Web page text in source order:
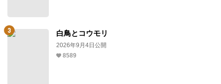
白鳥とコウモリ
2026年9月4日公開
8589